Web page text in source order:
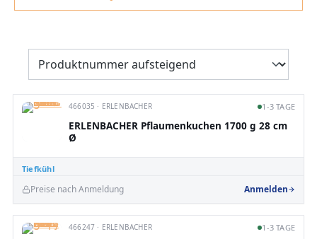
Tiefkühl
466035 · ERLENBACHER 1-3 TAGE
ERLENBACHER Pflaumenkuchen 1700 g 28 cm
Ø
Preise nach Anmeldung Anmelden
466247 · ERLENBACHER 1-3 TAGE